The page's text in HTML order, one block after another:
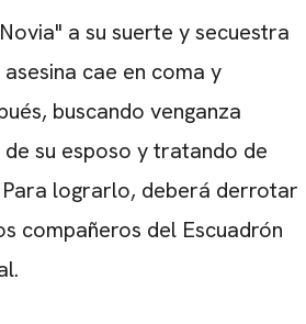
a su suerte y secuestra
cae en coma y
buscando venganza
su esposo y tratando de
lograrlo, deberá derrotar
compañeros del Escuadrón